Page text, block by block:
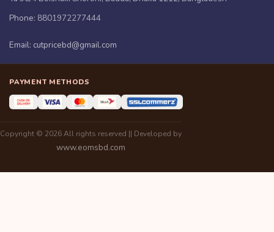
Phone: 8801972277444
Email: cutpricebd@gmail.com
PAYMENT METHODS
Copyright © 2026 All rights reserved || Developed by
www.eomsbd.com